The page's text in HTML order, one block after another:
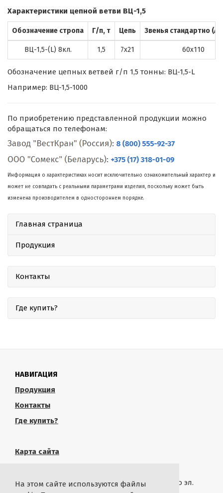
На этом сайте используются файлы
Характеристики цепной ветви ВЦ-1,5
Обозначение стропа Г/п, т Цепь Звенья стандартно
ВЦ-1,5-(L) 8кл. 1,5 7х21 60х110
Обозначение цепных ветвей г/п 1,5 тонны: ВЦ-1,5-L
Например: ВЦ-1,5-1000
По приобретению представленной продукции можно
обращаться по телефонам:
Информация о характеристиках носит исключительно ознакомительный характер и
может не совпадать с реальными параметрами изделия, поскольку может быть
изменена производителем в одностороннем порядке.
Главная страница
Продукция
Контакты
Где купить?
НАВИГАЦИЯ
Продукция
Контакты
Где купить?
Карта сайта
Связаться с администрацией сайта можно по эл.